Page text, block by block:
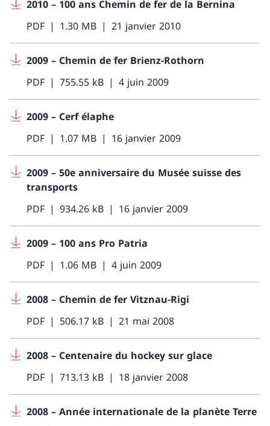
2010 – 100 ans Chemin de fer de la Bernina
PDF
1.30 MB 21 janvier 2010
2009 – Chemin de fer Brienz-Rothorn
PDF
755.55 kB 4 juin 2009
2009 – Cerf élaphe
PDF
1.07 MB 16 janvier 2009
2009 – 50e anniversaire du Musée suisse des
transports
PDF
934.26 kB 16 janvier 2009
2009 – 100 ans Pro Patria
PDF
1.06 MB 4 juin 2009
2008 – Chemin de fer Vitznau-Rigi
PDF
506.17 kB 21 mai 2008
2008 – Centenaire du hockey sur glace
PDF
713.13 kB 18 janvier 2008
2008 – Année internationale de la planète Terre